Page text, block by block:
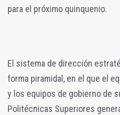
para el próximo quinquenio.
El sistema de dirección
forma piramidal, en el que el
y los equipos de gobierno de
Politécnicas Superiores